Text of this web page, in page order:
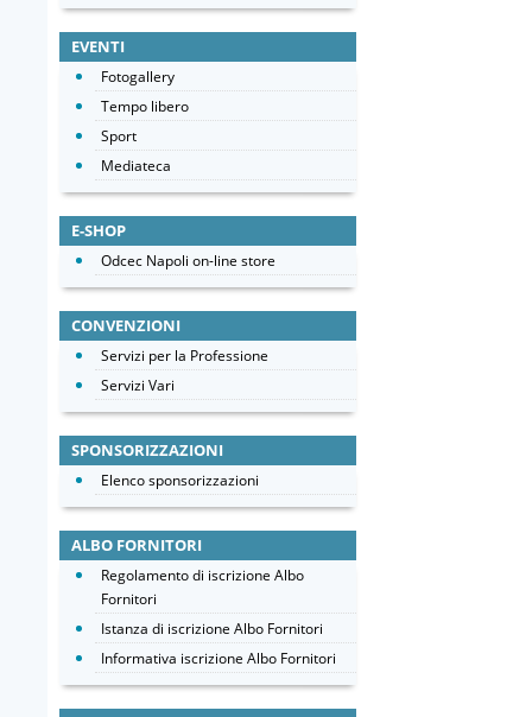
EVENTI
Fotogallery
Tempo libero
Sport
Mediateca
E-SHOP
Odcec Napoli on-line store
CONVENZIONI
Servizi per la Professione
Servizi Vari
SPONSORIZZAZIONI
Elenco sponsorizzazioni
ALBO FORNITORI
Regolamento di iscrizione Albo
Fornitori
Istanza di iscrizione Albo Fornitori
Informativa iscrizione Albo Fornitori